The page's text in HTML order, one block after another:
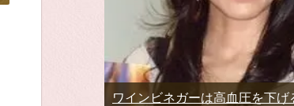
ワインビネガーは高血圧を下げ